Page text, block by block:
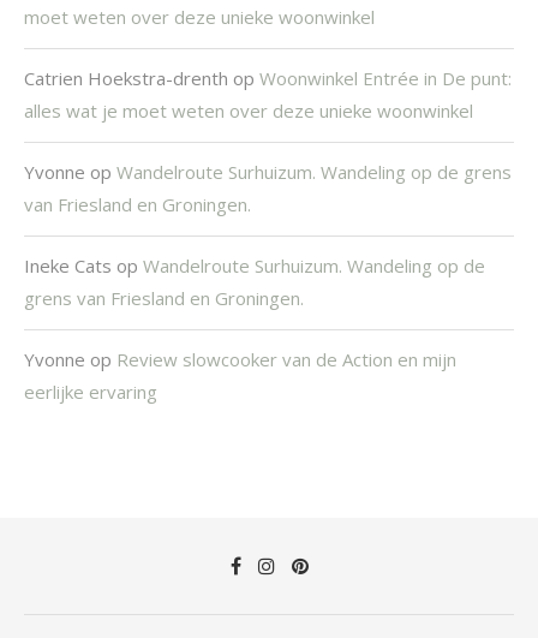
moet weten over deze unieke woonwinkel
Catrien Hoekstra-drenth op Woonwinkel Entrée in De punt:
alles wat je moet weten over deze unieke woonwinkel
Yvonne op Wandelroute Surhuizum. Wandeling op de grens
van Friesland en Groningen.
Ineke Cats op Wandelroute Surhuizum. Wandeling op de
grens van Friesland en Groningen.
Yvonne op Review slowcooker van de Action en mijn
eerlijke ervaring